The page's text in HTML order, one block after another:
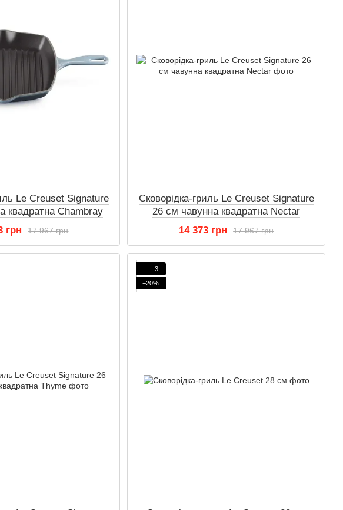
Le Creuset Signature
квадратна Chambray
17 967 грн
грн
Сковорідка-гриль Le Creuset Signature
26 см чавунна квадратна Nectar
17 967 грн
14 373 грн
3
−20%